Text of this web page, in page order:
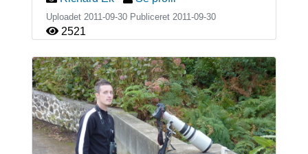
Uploadet 2011-09-30 Publiceret 2011-09-30
2521